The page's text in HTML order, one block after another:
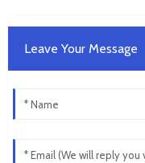
Leave Your Message